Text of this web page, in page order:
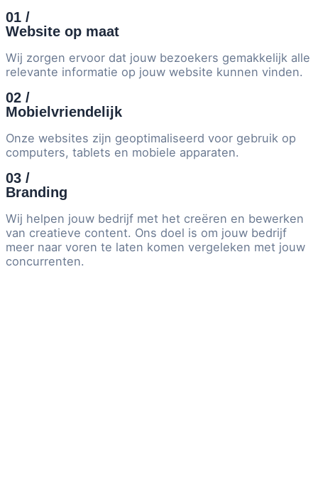
01 /
Website op maat
Wij zorgen ervoor dat jouw bezoekers gemakkelijk alle
relevante informatie op jouw website kunnen vinden.
02 /
Mobielvriendelijk
Onze websites zijn geoptimaliseerd voor gebruik op
computers, tablets en mobiele apparaten.
03 /
Branding
Wij helpen jouw bedrijf met het creëren en bewerken
van creatieve content. Ons doel is om jouw bedrijf
meer naar voren te laten komen vergeleken met jouw
concurrenten.